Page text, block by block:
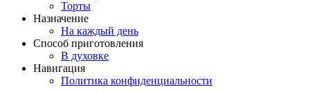
Торты
Назначение
На каждый день
Способ приготовления
В духовке
Навигация
Политика конфиденциальности